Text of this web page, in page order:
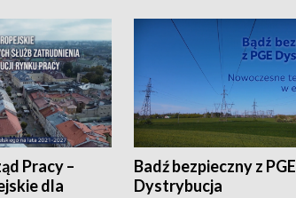
Pracy –
dla
Badź bezpieczny z PGE
Dystrybucja